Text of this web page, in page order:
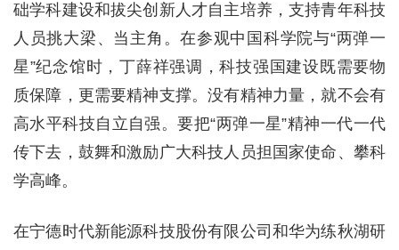
础学科建设和拔尖创新人才自主培养，支持青年科技
人员挑大梁、当主角。在参观中国科学院与“两弹一
星”纪念馆时，丁薛祥强调，科技强国建设既需要物
质保障，更需要精神支撑。没有精神力量，就不会有
高水平科技自立自强。要把“两弹一星”精神一代一代
传下去，鼓舞和激励广大科技人员担国家使命、攀科
学高峰。
在宁德时代新能源科技股份有限公司和华为练秋湖研